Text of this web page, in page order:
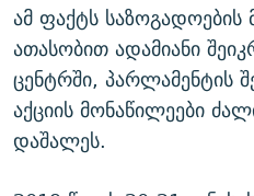
ამ ფაქტს
ათასობით ადამიანი
ცენტრში, პარლამენტის
აქციის მონაწილეები
დაშალეს.